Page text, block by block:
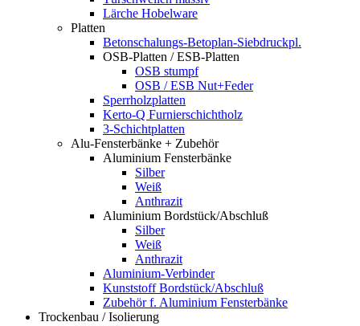
Lärche Hobelware
Platten
Betonschalungs-Betoplan-Siebdruckpl.
OSB-Platten / ESB-Platten
OSB stumpf
OSB / ESB Nut+Feder
Sperrholzplatten
Kerto-Q Furnierschichtholz
3-Schichtplatten
Alu-Fensterbänke + Zubehör
Aluminium Fensterbänke
Silber
Weiß
Anthrazit
Aluminium Bordstück/Abschluß
Silber
Weiß
Anthrazit
Aluminium-Verbinder
Kunststoff Bordstück/Abschluß
Zubehör f. Aluminium Fensterbänke
Trockenbau / Isolierung